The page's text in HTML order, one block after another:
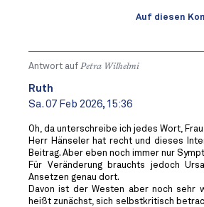
Auf diesen
Antwort auf Petra Wilhelmi
Ruth
Sa. 07 Feb 2026, 15:36
Oh, da unterschreibe ich jedes Wort, Frau
Herr Hänseler hat recht und dieses
Beitrag. Aber eben noch immer nur
Für Veränderung brauchts jedoch
Ansetzen genau dort.
Davon ist der Westen aber noch sehr
heißt zunächst, sich selbstkritisch